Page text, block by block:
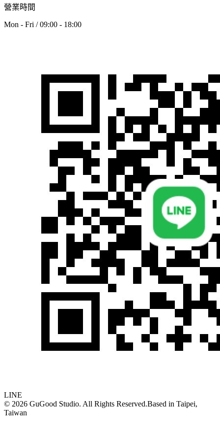
營業時間
Mon - Fri / 09:00 - 18:00
LINE
© 2026 GuGood Studio. All Rights Reserved.Based in Taipei,
Taiwan